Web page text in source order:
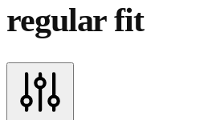
regular fit